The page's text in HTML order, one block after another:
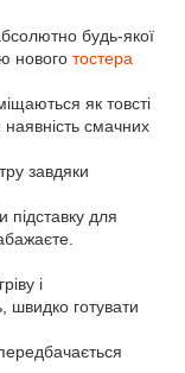
будь-якої
нового тостера
як товсті
наявність смачних
завдяки
підставку для
і
швидко готувати